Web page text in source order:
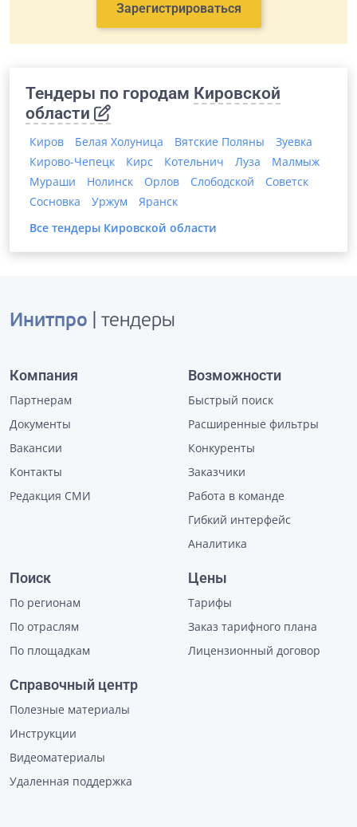
Зарегистрироваться
Тендеры по городам Кировской
области
Киров Белая Холуница Вятские Поляны
Зуевка
Кирово-Чепецк
Кирс Котельнич Луза
Малмыж
Мураши
Нолинск Орлов Слободской
Советск
Сосновка
Уржум
Яранск
Все тендеры Кировской области
Инитпро | тендеры
Компания
Партнерам
Документы
Вакансии
Контакты
Редакция СМИ
Возможности
Быстрый поиск
Расширенные фильтры
Конкуренты
Заказчики
Работа в команде
Гибкий интерфейс
Аналитика
Поиск
По регионам
По отраслям
По площадкам
Цены
Тарифы
Заказ тарифного плана
Лицензионный договор
Справочный центр
Полезные материалы
Инструкции
Видеоматериалы
Удаленная поддержка